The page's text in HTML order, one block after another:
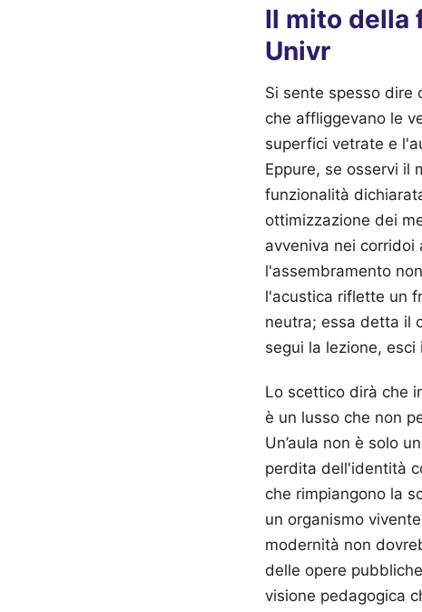
Il mito della
Univr
Si sente spesso dire
che affliggevano le
superfici vetrate e
Eppure, se osservi il
funzionalità
ottimizzazione dei
avveniva nei
l'assembramento
l'acustica riflette un
neutra; essa detta il
segui la lezione,
Lo scettico dirà che
è un lusso che non
Un’aula non è solo
perdita dell'identità
che rimpiangono la
un organismo
modernità non
delle opere
visione pedagogica